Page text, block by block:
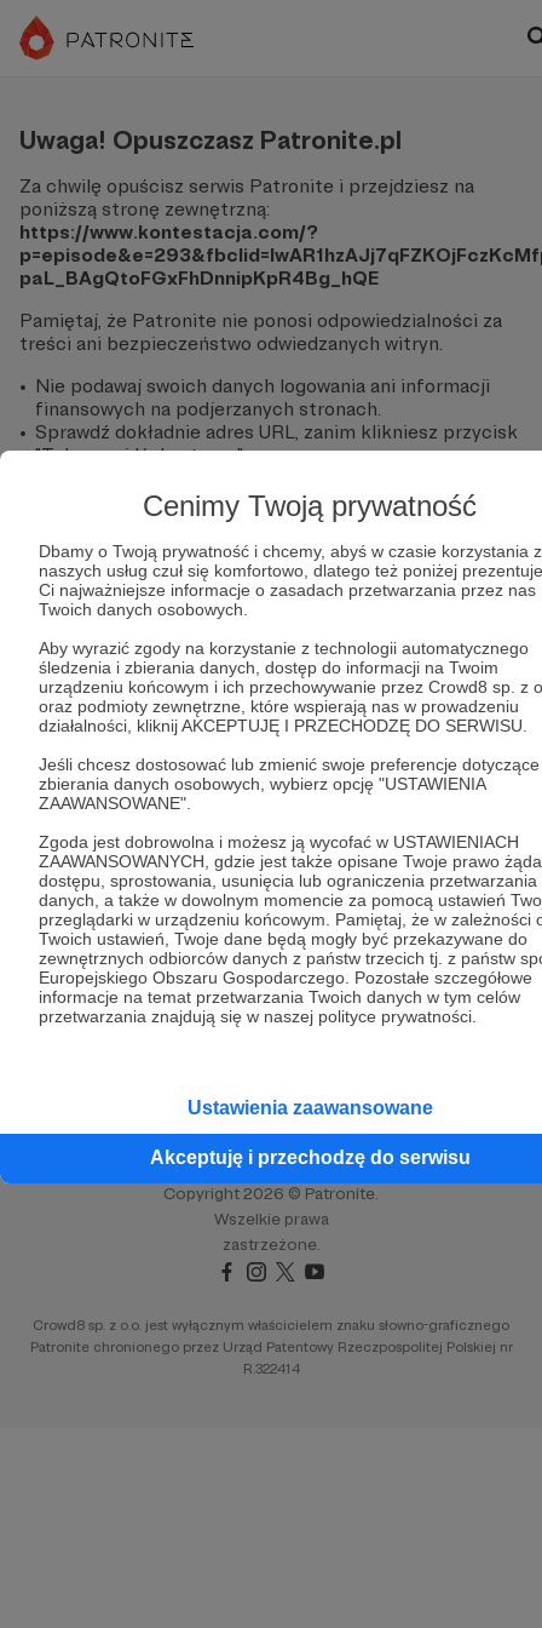
Cenimy Twoją prywatność
Dbamy o Twoją prywatność i chcemy, abyś w czasie korzystania z
naszych usług czuł się komfortowo, dlatego też poniżej
Ci najważniejsze informacje o zasadach przetwarzania przez nas
Twoich danych osobowych.
Aby wyrazić zgody na korzystanie z technologii automatycznego
śledzenia i zbierania danych, dostęp do informacji na Twoim
urządzeniu końcowym i ich przechowywanie przez Crowd8 sp. z
oraz podmioty zewnętrzne, które wspierają nas w prowadzeniu
działalności, kliknij AKCEPTUJĘ I PRZECHODZĘ DO SERWISU.
Jeśli chcesz dostosować lub zmienić swoje preferencje dotyczące
zbierania danych osobowych, wybierz opcję "USTAWIENIA
ZAAWANSOWANE".
Zgoda jest dobrowolna i możesz ją wycofać w USTAWIENIACH
ZAAWANSOWANYCH, gdzie jest także opisane Twoje prawo
dostępu, sprostowania, usunięcia lub ograniczenia przetwarzania
danych, a także w dowolnym momencie za pomocą ustawień
przeglądarki w urządzeniu końcowym. Pamiętaj, że w zależności
Twoich ustawień, Twoje dane będą mogły być przekazywane do
zewnętrznych odbiorców danych z państw trzecich tj. z państw
Europejskiego Obszaru Gospodarczego. Pozostałe szczegółowe
informacje na temat przetwarzania Twoich danych w tym celów
przetwarzania znajdują się w naszej polityce prywatności.
Ustawienia zaawansowane
Akceptuję i przechodzę do serwisu
Uwaga! Opuszczasz Patronite.pl
Za chwilę opuścisz serwis Patronite i przejdziesz na
poniższą stronę zewnętrzną:
https://www.kontestacja.com/?
paL_BAgQtoFGxFhDnnipKpR4Bg_hQE
Pamiętaj, że Patronite nie ponosi odpowiedzialności za
treści ani bezpieczeństwo odwiedzanych witryn.
Nie podawaj swoich danych logowania ani informacji
finansowych na podjerzanych stronach.
Sprawdź dokładnie adres URL, zanim klikniesz przycisk
"Tak, przejdź do strony".
Czy na pewno chcesz kontynuować?
Tak, przejdź do strony
Pozostań na Patronite
Kategorie
O Patronite
Dodatkowe produkty
Pomoc
RegulaminPolityka prywatnościPatronite Commons
Warunki korzystania z serwisu
Unia Europejska
Copyright 2026 © Patronite.
Wszelkie prawa
zastrzeżone.
Crowd8 sp. z o.o. jest wyłącznym właścicielem znaku słowno-graficznego
Patronite chronionego przez Urząd Patentowy Rzeczpospolitej Polskiej nr
R.322414